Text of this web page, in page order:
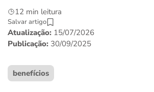
benefícios
crédito fácil
últimas notícias
12 min leitura
Salvar artigo
Atualização: 15/07/2026
Publicação: 30/09/2025
benefícios